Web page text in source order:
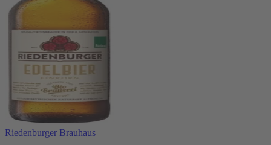
Riedenburger Brauhaus